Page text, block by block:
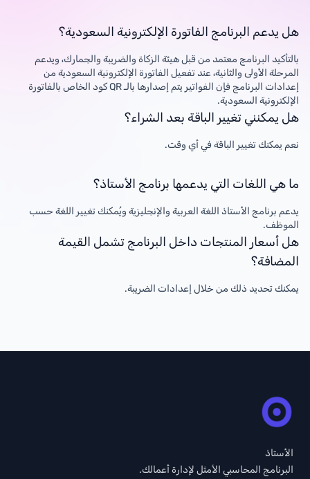
هل يدعم البرنامج الفاتورة الإلكترونية السعودية؟
بالتأكيد البرنامج معتمد من قبل هيئة الزكاة والضريبة والجمارك، ويدعم
المرحلة الأولى والثانية، عند تفعيل الفاتورة الإلكترونية السعودية من
إعدادات البرنامج فإن الفواتير يتم إصدارها بالـ QR كود الخاص بالفاتورة
الإلكترونية السعودية.
هل يمكنني تغيير الباقة بعد الشراء؟
نعم يمكنك تغيير الباقة في أي وقت.
ما هي اللغات التي يدعمها برنامج الأستاذ؟
يدعم برنامج الأستاذ اللغة العربية والإنجليزية ويُمكنك تغيير اللغة حسب
الموظف.
هل أسعار المنتجات داخل البرنامج تشمل القيمة
المضافة؟
يمكنك تحديد ذلك من خلال إعدادات الضريبة.
الأستاذ
البرنامج المحاسبي الأمثل لإدارة أعمالك.